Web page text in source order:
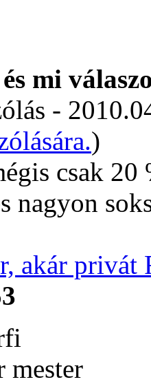
mi
-
)
csak
nagyon
akár privát
mester